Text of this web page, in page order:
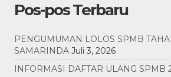
Pos-pos Terbaru
PENGUMUMAN LOLOS SPMB
SAMARINDA Juli 3, 2026
INFORMASI DAFTAR ULANG SPMB